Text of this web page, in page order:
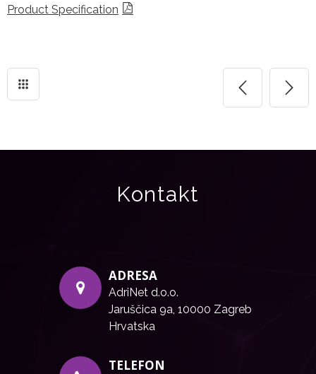
Product Specification
Kontakt
ADRESA
AdriNet d.o.o.
Jaruščica 9a, 10000 Zagreb
Hrvatska
TELEFON